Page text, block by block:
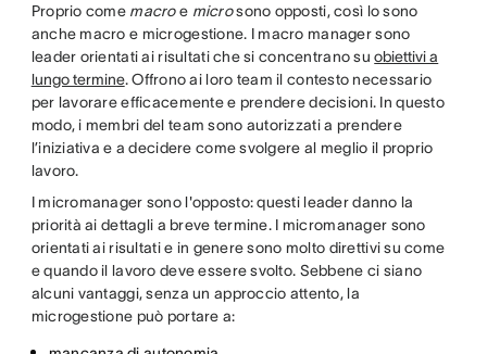
Proprio come macroe microsono opposti, così lo sono
anche macro e microgestione. I macro manager sono
leader orientati ai risultati che si concentrano suobiettivi a
lungo termine. Offrono ai loro team il contesto necessario
per lavorare efficacemente e prendere decisioni. In questo
modo, i membri del team sono autorizzati a prendere
l’iniziativa e a decidere come svolgere al meglio il proprio
lavoro.
I micromanager sono l'opposto: questi leader danno la
priorità ai dettagli a breve termine. I micromanager sono
orientati ai risultati e in genere sono molto direttivi su come
e quando il lavoro deve essere svolto. Sebbene ci siano
alcuni vantaggi, senza un approccio attento, la
microgestione può portare a: